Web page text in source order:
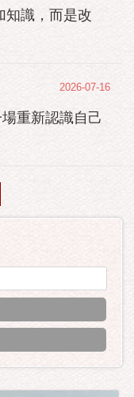
知識，而是改
重新認識自己
2026-07-16